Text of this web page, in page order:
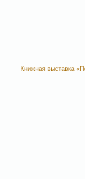
Книжная выставка